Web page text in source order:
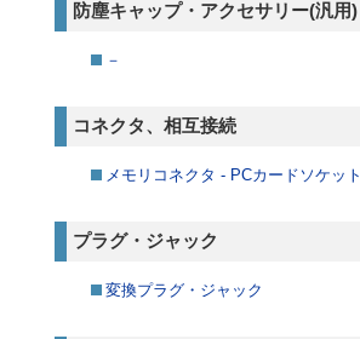
防塵キャップ・アクセサリー(汎用)
－
コネクタ、相互接続
メモリコネクタ - PCカードソケット
プラグ・ジャック
変換プラグ・ジャック